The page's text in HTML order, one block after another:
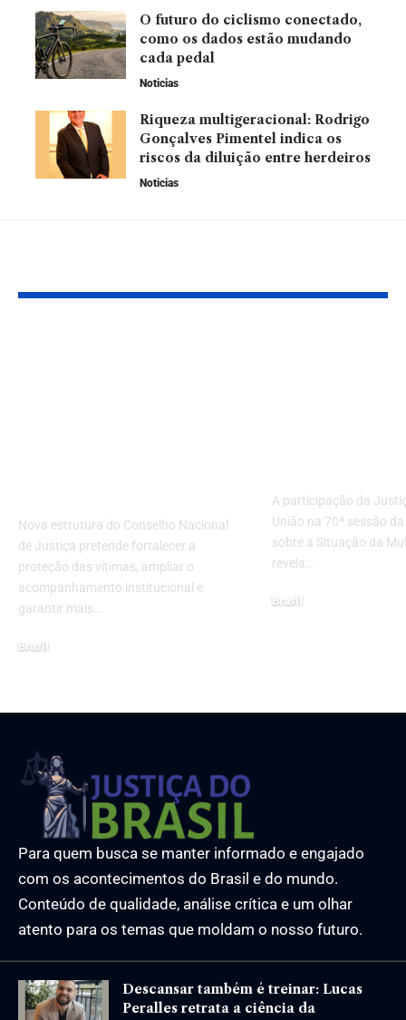
O futuro do ciclismo conectado,
como os dados estão mudando
cada pedal
Noticias
Riqueza multigeracional: Rodrigo
Gonçalves Pimentel indica os
riscos da diluição entre herdeiros
Noticias
Nova estrutura do Conselho Nacional
de Justiça pretende fortalecer a
proteção das vítimas, ampliar o
acompanhamento institucional e
garantir mais…
Brasil
A participação da
União na 70ª sessão
sobre a Situação da
revela…
Brasil
Para quem busca se manter informado e engajado
com os acontecimentos do Brasil e do mundo.
Conteúdo de qualidade, análise crítica e um olhar
atento para os temas que moldam o nosso futuro.
Descansar também é treinar: Lucas
Peralles retrata a ciência da